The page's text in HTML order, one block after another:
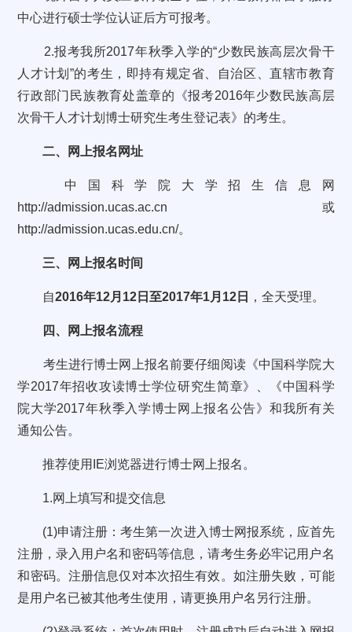
中心进行硕士学位认证后方可报考。
2.报考我所2017年秋季入学的“少数民族高层次骨干
人才计划”的考生，即持有规定省、自治区、直辖市教育
行政部门民族教育处盖章的《报考2016年少数民族高层
次骨干人才计划博士研究生考生登记表》的考生。
二、网上报名网址
中国科学院大学招生信息网
http://admission.ucas.ac.cn或
http://admission.ucas.edu.cn/。
三、网上报名时间
自2016年12月12日至2017年1月12日 ，全天受理。
四、网上报名流程
考生进行博士网上报名前要仔细阅读《中国科学院大
学2017年招收攻读博士学位研究生简章》、《中国科学
院大学2017年秋季入学博士网上报名公告》和我所有关
通知公告。
推荐使用IE浏览器进行博士网上报名。
1.网上填写和提交信息
(1)申请注册：考生第一次进入博士网报系统，应首先
注册，录入用户名和密码等信息，请考生务必牢记用户名
和密码。注册信息仅对本次招生有效。如注册失败，可能
是用户名已被其他考生使用，请更换用户名另行注册。